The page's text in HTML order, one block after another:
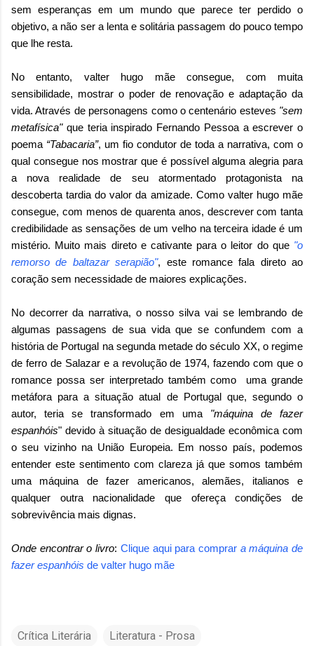
sem esperanças em um mundo que parece ter perdido o
objetivo, a não ser a lenta e solitária passagem do pouco tempo
que lhe resta.
No entanto, valter hugo mãe consegue, com muita
sensibilidade, mostrar o poder de renovação e adaptação da
vida. Através de personagens como o centenário esteves "sem
metafísica"que teria inspirado Fernando Pessoa a escrever o
poema “Tabacaria”, um fio condutor de toda a narrativa, com o
qual consegue nos mostrar que é possível alguma alegria para
a nova realidade de seu atormentado protagonista na
descoberta tardia do valor da amizade. Como valter hugo mãe
consegue, com menos de quarenta anos, descrever com tanta
credibilidade as sensações de um velho na terceira idade é um
mistério. Muito mais direto e cativante para o leitor do que "o
remorso de baltazar serapião", este romance fala direto ao
coração sem necessidade de maiores explicações.
No decorrer da narrativa, o nosso silva vai se lembrando de
algumas passagens de sua vida que se confundem com a
história de Portugal na segunda metade do século XX, o regime
de ferro de Salazar e a revolução de 1974, fazendo com que o
romance possa ser interpretado também como uma grande
metáfora para a situação atual de Portugal que, segundo o
autor, teria se transformado em uma "máquina de fazer
espanhóis" devido à situação de desigualdade econômica com
o seu vizinho na União Europeia. Em nosso país, podemos
entender este sentimento com clareza já que somos também
uma máquina de fazer americanos, alemães, italianos e
qualquer outra nacionalidade que ofereça condições de
sobrevivência mais dignas.
Onde encontrar o livro: Clique aqui para comprar a máquina de
fazer espanhóis de valter hugo mãe
Crítica Literária Literatura - Prosa